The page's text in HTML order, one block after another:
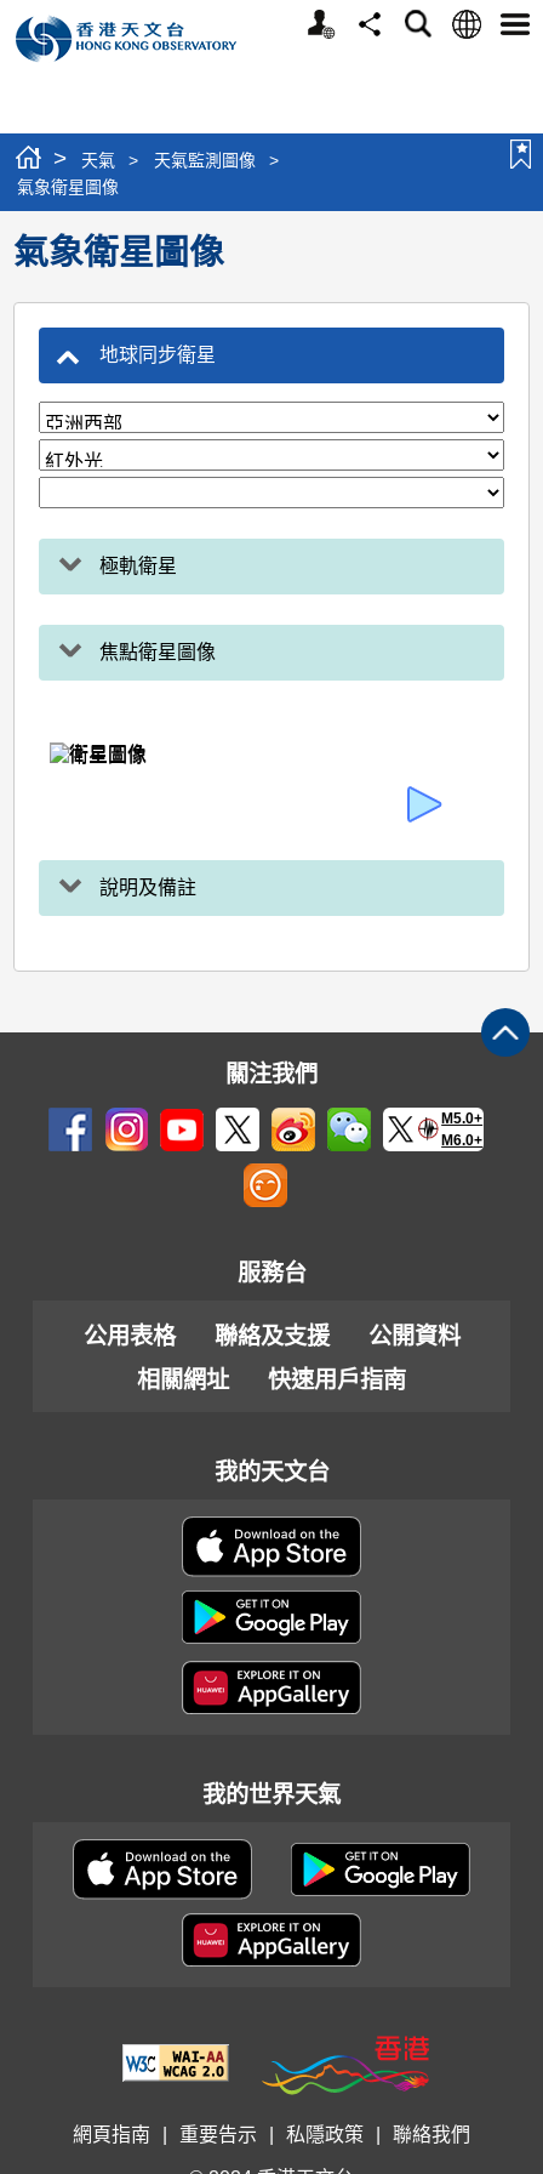
個
分
搜
語
選
> 天氣 > 天氣監測圖像
>
氣象衛星圖像
氣象衛星圖像
地球同步衛星
tab
area
type
極軌衛星
焦點衛星圖像
說明及備註
關注我們
M5.0+
M6.0+
服務台
公用表格 聯絡及支援
公開資料
相關網址
快速用戶指南
我的天文台
我的世界天氣
網頁指南 重要告示 私隱政策 聯絡我們